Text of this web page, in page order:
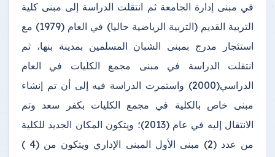
في مبنى إدارة الجامعة ثم انتقلت الدراسة إلى مبنى كلية
التربية القديم (التربية الرياضية حاليا) في العام (1979) مع
استئجار مدرج بمبنى الشبان المسلمين بمدينة بنها، ثم
انتقلت الدراسة في مبنى مجمع الكليات في العام
الدراسي(2000) واستمرت الدراسة فيه إلى أن تم إنشاء
مبنى خاص بالكلية في مجمع الكليات بكفر سعد وتم
الانتقال إليه في عام (2013)؛ ويتكون المكان الجديد للكلية
من عدد (2) مبنى الأول المبنى الإداري ويتكون من (4 )